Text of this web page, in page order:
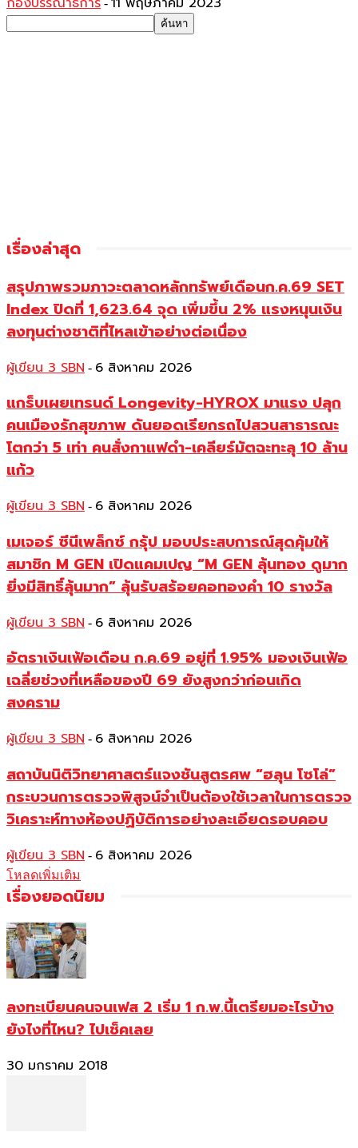
-
เรื่องล่าสุด
สรุปภาพรวมภาวะตลาดหลักทรัพย์เดือนก.ค.69 SET
Index ปิดที่ 1,623.64 จุด เพิ่มขึ้น 2% แรงหนุนเงิน
ลงทุนต่างชาติที่ไหลเข้าอย่างต่อเนื่อง
ผู้เขียน 3 SBN - 6 สิงหาคม 2026
แกร็บเผยเทรนด์ Longevity-HYROX มาแรง ปลุก
คนเมืองรักสุขภาพ ดันยอดเรียกรถไปสวนสาธารณะ
โตกว่า 5 เท่า คนสั่งกาแฟดำ-เคลียร์มัตฉะทะลุ 10 ล้าน
แก้ว
ผู้เขียน 3 SBN - 6 สิงหาคม 2026
เมเจอร์ ซีนีเพล็กซ์ กรุ้ป มอบประสบการณ์สุดคุ้มให้
สมาชิก M GEN เปิดแคมเปญ “M GEN ลุ้นทอง ดูมาก
ยิ่งมีสิทธิ์ลุ้นมาก” ลุ้นรับสร้อยคอทองคำ 10 รางวัล
ผู้เขียน 3 SBN - 6 สิงหาคม 2026
อัตราเงินเฟ้อเดือน ก.ค.69 อยู่ที่ 1.95% มองเงินเฟ้อ
เฉลี่ยช่วงที่เหลือของปี 69 ยังสูงกว่าก่อนเกิด
สงคราม
ผู้เขียน 3 SBN - 6 สิงหาคม 2026
สถาบันนิติวิทยาศาสตร์แจงชันสูตรศพ “ฮลุน โซโล่”
กระบวนการตรวจพิสูจน์จำเป็นต้องใช้เวลาในการตรวจ
วิเคราะห์ทางห้องปฏิบัติการอย่างละเอียดรอบคอบ
ผู้เขียน 3 SBN - 6 สิงหาคม 2026
โหลดเพิ่มเติม
เรื่องยอดนิยม
ลงทะเบียนคนจนเฟส 2 เริ่ม 1 ก.พ.นี้เตรียมอะไรบ้าง
ยังไงที่ไหน? ไปเช็คเลย
30 มกราคม 2018